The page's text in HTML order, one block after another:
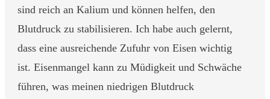
sind reich an Kalium und können helfen, den
Blutdruck zu stabilisieren. Ich habe auch gelernt,
dass eine ausreichende Zufuhr von Eisen wichtig
ist. Eisenmangel kann zu Müdigkeit und Schwäche
führen, was meinen niedrigen Blutdruck